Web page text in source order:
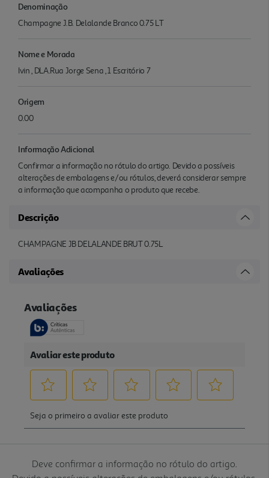
Denominação
Champagne J.B. Delalande Branco 0.75 LT
Nome e Morada
Ivin , DLA.Rua Jorge Sena , 1 Escritório 7
Origem
0.00
Informação Adicional
Confirmar a informação no rótulo do artigo. Devido a possíveis
alterações de embalagens e/ou rótulos, deverá considerar sempre
a informação que acompanha o produto que recebe.
Descrição
CHAMPAGNE JB DELALANDE BRUT 0.75L
Avaliações
Deve confirmar a informação no rótulo do artigo.